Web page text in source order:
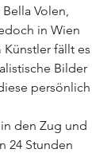
Volen,
in Wien
fällt es
Bilder
persönlich
den Zug und
24 Stunden